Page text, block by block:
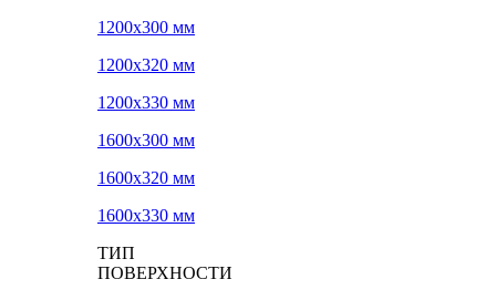
1200х300 мм
1200х320 мм
1200х330 мм
1600х300 мм
1600х320 мм
1600х330 мм
ТИП
ПОВЕРХНОСТИ